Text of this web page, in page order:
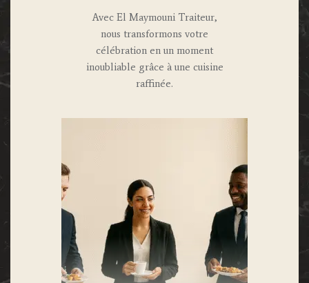
Avec El Maymouni Traiteur,
nous transformons votre
célébration en un moment
inoubliable grâce à une cuisine
raffinée.